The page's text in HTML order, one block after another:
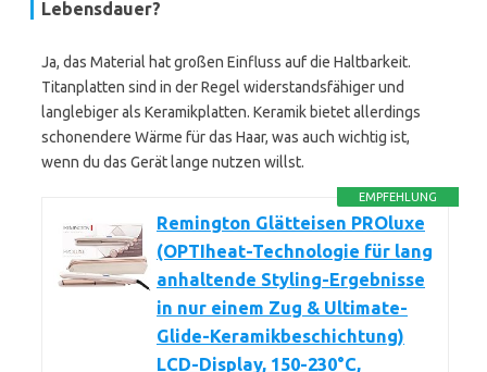
Lebensdauer?
Ja, das Material hat großen Einfluss auf die Haltbarkeit.
Titanplatten sind in der Regel widerstandsfähiger und
langlebiger als Keramikplatten. Keramik bietet allerdings
schonendere Wärme für das Haar, was auch wichtig ist,
wenn du das Gerät lange nutzen willst.
EMPFEHLUNG
Remington Glätteisen PROluxe
(OPTIheat-Technologie für lang
anhaltende Styling-Ergebnisse
in nur einem Zug & Ultimate-
Glide-Keramikbeschichtung)
LCD-Display, 150-230°C,